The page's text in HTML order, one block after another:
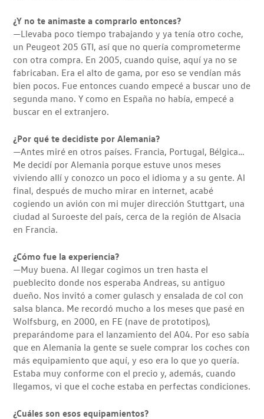
¿Y no te animaste a comprarlo entonces?
—Llevaba poco tiempo trabajando y ya tenía otro coche,
un Peugeot 205 GTI, así que no quería comprometerme
con otra compra. En 2005, cuando quise, aquí ya no se
fabricaban. Era el alto de gama, por eso se vendían más
bien pocos. Fue entonces cuando empecé a buscar uno de
segunda mano. Y como en España no había, empecé a
buscar en el extranjero.
¿Por qué te decidiste por Alemania?
—Antes miré en otros países. Francia, Portugal, Bélgica…
Me decidí por Alemania porque estuve unos meses
viviendo allí y conozco un poco el idioma y a su gente. Al
final, después de mucho mirar en internet, acabé
cogiendo un avión con mi mujer dirección Stuttgart, una
ciudad al Suroeste del país, cerca de la región de Alsacia
en Francia.
¿Cómo fue la experiencia?
—Muy buena. Al llegar cogimos un tren hasta el
pueblecito donde nos esperaba Andreas, su antiguo
dueño. Nos invitó a comer gulasch y ensalada de col con
salsa blanca. Me recordó mucho a los meses que pasé en
Wolfsburg, en 2000, en FE (nave de prototipos),
preparándome para el lanzamiento del A04. Por eso sabía
que en Alemania la gente se suele comprar los coches con
más equipamiento que aquí, y eso era lo que yo quería.
Estaba muy conforme con el precio y, además, cuando
llegamos, vi que el coche estaba en perfectas condiciones.
¿Cuáles son esos equipamientos?